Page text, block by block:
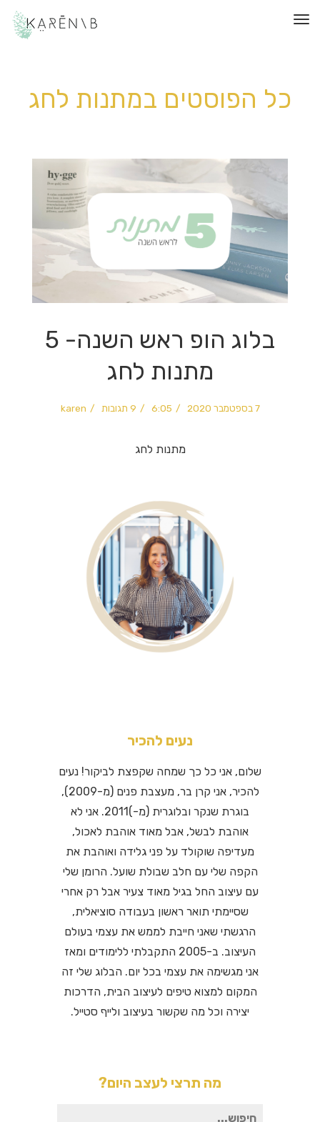
תפריט
כל הפוסטים במתנות לחג
בלוג הופ ראש השנה- 5
מתנות לחג
7 בספטמבר 2020 6:05 9 תגובות karen
מתנות לחג
נעים להכיר
שלום, אני כל כך שמחה שקפצת לביקור! נעים
להכיר, אני קרן בר, מעצבת פנים (מ-2009),
בוגרת שנקר ובלוגרית (מ-)2011. אני לא
אוהבת לבשל, אבל מאוד אוהבת לאכול,
מעדיפה שוקולד על פני גלידה ואוהבת את
הקפה שלי עם חלב שבולת שועל. הרומן שלי
עם עיצוב החל בגיל מאוד צעיר אבל רק אחרי
שסיימתי תואר ראשון בעבודה סוציאלית,
הרגשתי שאני חייבת לממש את עצמי בעולם
העיצוב. ב-2005 התקבלתי ללימודים ומאז
אני מגשימה את עצמי בכל יום. הבלוג שלי זה
המקום למצוא טיפים לעיצוב הבית, הדרכות
יצירה וכל מה שקשור בעיצוב ולייף סטייל.
מה תרצי לעצב היום?